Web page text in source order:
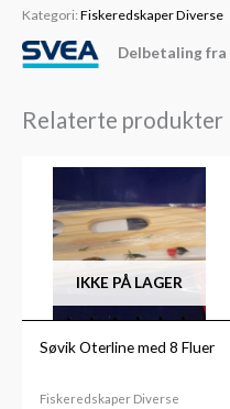
Kategori: Fiskeredskaper Diverse
Delbetaling fra
Relaterte produkter
IKKE PÅ LAGER
Søvik Oterline med 8 Fluer
Fiskeredskaper Diverse